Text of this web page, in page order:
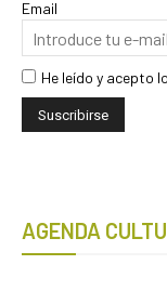
Email
He leído y acepto
AGENDA